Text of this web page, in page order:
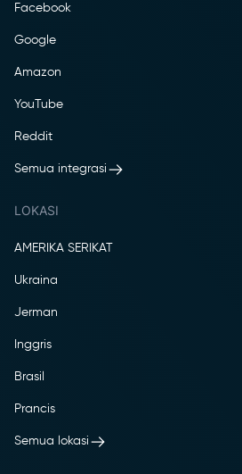
Facebook
Google
Amazon
YouTube
Reddit
Semua integrasi
LOKASI
AMERIKA SERIKAT
Ukraina
Jerman
Inggris
Brasil
Prancis
Semua lokasi